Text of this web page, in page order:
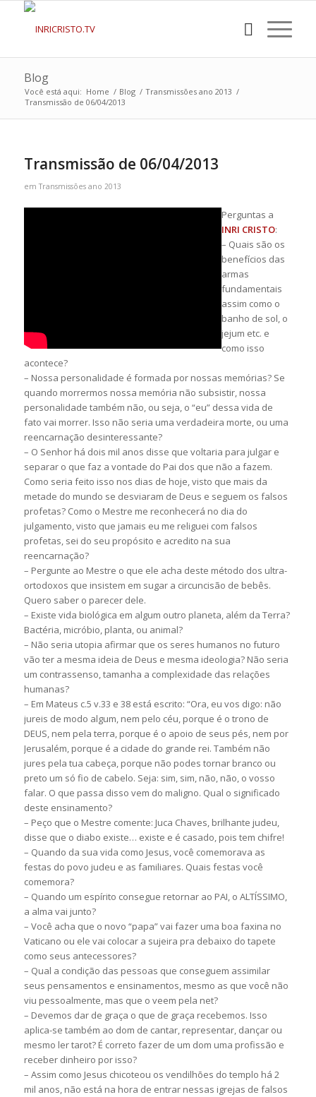
Blog
Você está aqui: Home / Blog / Transmissões ano 2013 /
Transmissão de 06/04/2013
Transmissão de 06/04/2013
emTransmissões ano 2013
Perguntas a
INRI CRISTO:
– Quais são os
benefícios das
armas
fundamentais
assim como o
banho de sol, o
jejum etc. e
como isso
acontece?
– Nossa personalidade é formada por nossas memórias? Se
quando morrermos nossa memória não subsistir, nossa
personalidade também não, ou seja, o “eu” dessa vida de
fato vai morrer. Isso não seria uma verdadeira morte, ou uma
reencarnação desinteressante?
– O Senhor há dois mil anos disse que voltaria para julgar e
separar o que faz a vontade do Pai dos que não a fazem.
Como seria feito isso nos dias de hoje, visto que mais da
metade do mundo se desviaram de Deus e seguem os falsos
profetas? Como o Mestre me reconhecerá no dia do
julgamento, visto que jamais eu me religuei com falsos
profetas, sei do seu propósito e acredito na sua
reencarnação?
– Pergunte ao Mestre o que ele acha deste método dos ultra-
ortodoxos que insistem em sugar a circuncisão de bebês.
Quero saber o parecer dele.
– Existe vida biológica em algum outro planeta, além da Terra?
Bactéria, micróbio, planta, ou animal?
– Não seria utopia afirmar que os seres humanos no futuro
vão ter a mesma ideia de Deus e mesma ideologia? Não seria
um contrassenso, tamanha a complexidade das relações
humanas?
– Em Mateus c.5 v.33 e 38 está escrito: “Ora, eu vos digo: não
jureis de modo algum, nem pelo céu, porque é o trono de
DEUS, nem pela terra, porque é o apoio de seus pés, nem por
Jerusalém, porque é a cidade do grande rei. Também não
jures pela tua cabeça, porque não podes tornar branco ou
preto um só fio de cabelo. Seja: sim, sim, não, não, o vosso
falar. O que passa disso vem do maligno. Qual o significado
deste ensinamento?
– Peço que o Mestre comente: Juca Chaves, brilhante judeu,
disse que o diabo existe… existe e é casado, pois tem chifre!
– Quando da sua vida como Jesus, você comemorava as
festas do povo judeu e as familiares. Quais festas você
comemora?
– Quando um espírito consegue retornar ao PAI, o ALTÍSSIMO,
a alma vai junto?
– Você acha que o novo “papa” vai fazer uma boa faxina no
Vaticano ou ele vai colocar a sujeira pra debaixo do tapete
como seus antecessores?
– Qual a condição das pessoas que conseguem assimilar
seus pensamentos e ensinamentos, mesmo as que você não
viu pessoalmente, mas que o veem pela net?
– Devemos dar de graça o que de graça recebemos. Isso
aplica-se também ao dom de cantar, representar, dançar ou
mesmo ler tarot? É correto fazer de um dom uma profissão e
receber dinheiro por isso?
– Assim como Jesus chicoteou os vendilhões do templo há 2
mil anos, não está na hora de entrar nessas igrejas de falsos